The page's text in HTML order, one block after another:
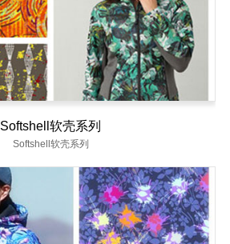
Softshell软壳系列
Softshell软壳系列